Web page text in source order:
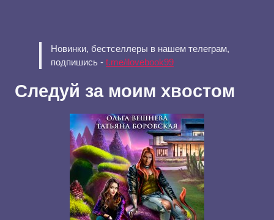
Новинки, бестселлеры в нашем телеграм,
подпишись - t.me/ilovebook99
Следуй за моим хвостом